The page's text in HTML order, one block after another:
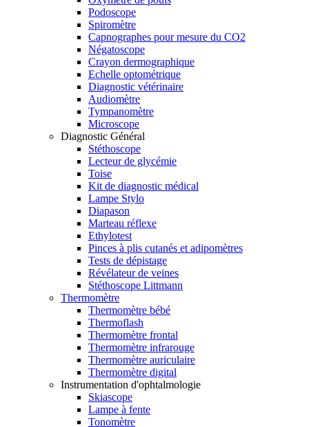
Podoscope
Spiromètre
Capnographes pour mesure du CO2
Négatoscope
Crayon dermographique
Echelle optométrique
Diagnostic vétérinaire
Audiomètre
Tympanomètre
Microscope
Diagnostic Général
Stéthoscope
Lecteur de glycémie
Toise
Kit de diagnostic médical
Lampe Stylo
Diapason
Marteau réflexe
Ethylotest
Pinces à plis cutanés et adipomètres
Tests de dépistage
Révélateur de veines
Stéthoscope Littmann
Thermomètre
Thermomètre bébé
Thermoflash
Thermomètre frontal
Thermomètre infrarouge
Thermomètre auriculaire
Thermomètre digital
Instrumentation d'ophtalmologie
Skiascope
Lampe à fente
Tonomètre